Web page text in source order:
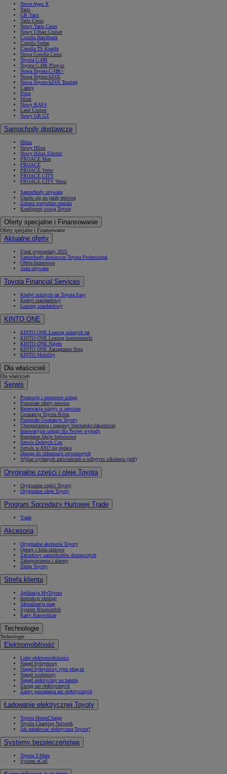
Nowe Aygo X
Yaris
GR Yaris
Yaris Cross
Nowy Yaris Cross
Nowy Urban Cruiser
Corolla Hatchback
Corolla Sedan
Corolla TS Kombi
Nowa Corolla Cross
Toyota C-HR
Toyota C-HR Plug-in
Nowa Toyota C-HR+
Nowa Toyota bZ4X
Nowa Toyota bZ4X Touring
Camry
Prius
Mirai
Nowy RAV4
Land Cruiser
Nowy GR GT
Samochody dostawcze
Hilux
Nowy Hilux
Nowy Hilux Electric
PROACE Max
PROACE
PROACE Verso
PROACE CITY
PROACE CITY Verso
Samochody używane
Umów się na jazdę testową
Zobacz wszystkie cenniki
Konfiguruj swoją Toyotę
Oferty specjalne i Finansowanie
Oferty specjalne i Finansowanie
Aktualne oferty
Finał wyprzedaży 2025
Samochody dostawcze Toyota Professional
Oferta biznesowa
Auta używane
Toyota Financial Services
Kredyt niższych rat Toyota Easy
Kredyt standardowy
Leasing standardowy
KINTO ONE
KINTO ONE Leasing niższych rat
KINTO ONE Leasing konsumencki
KINTO ONE Najem
KINTO ONE Zarządzanie flotą
KINTO Mobility
Dla właścicieli
Dla właścicieli
Serwis
Promocje i sezonowe usługi
Pozostałe oferty serwisu
Rezerwacja wizyty w serwisie
Gwarancja Toyota Relax
Pozostałe Gwarancje Toyoty
Ubezpieczenia i naprawy blacharsko-lakiernicze
Innowacyjne usługi dla Twojej wygody
Bezpłatne Akcje Serwisowe
Serwis Dobrych Cen
Serwis w ASO się opłaca
Dostęp do informacji serwisowych
Wykaz wydanych zaświadczeń o odbytym szkoleniu (pdf)
Oryginalne części i oleje Toyota
Oryginalne części Toyoty
Oryginalne oleje Toyoty
Program Sprzedaży Hurtowej Trade
Trade
Akcesoria
Oryginalne akcesoria Toyoty
Opony i koła zimowe
Zabudowy samochodów dostawczych
Zabezpieczenia i alarmy
Sklep Toyoty
Strefa klienta
Aplikacja MyToyota
Instrukcje obsługi
Aktualizacja map
System Bluetooth®
Karty Ratownicze
Technologie
Technologie
Elektromobilność
Lider elektromobilności
Napęd hybrydowy
Napęd hybrydowy typu plug-in
Napęd wodorowy
Napęd elektryczny na baterię
Zasięg aut elektrycznych
Zalety posiadania aut elektrycznych
Ładowanie elektrycznej Toyoty
Toyota HomeCharge
Toyota Charging Network
Jak naładować elektryczną Toyotę?
Systemy bezpieczeństwa
Toyota T-Mate
System eCall